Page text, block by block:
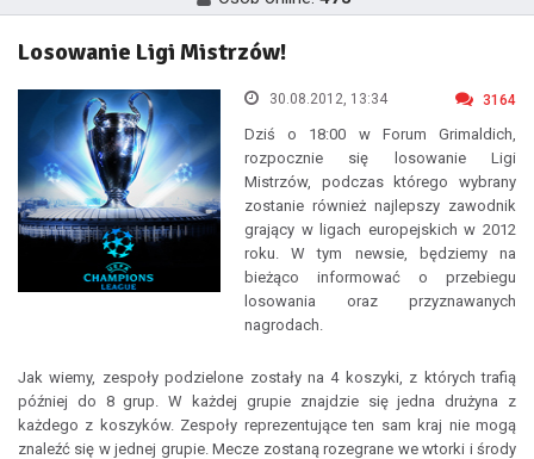
Losowanie Ligi Mistrzów!
30.08.2012, 13:34 3164
Dziś o 18:00 w Forum Grimaldich,
rozpocznie się losowanie Ligi
Mistrzów, podczas którego wybrany
zostanie również najlepszy zawodnik
grający w ligach europejskich w 2012
roku. W tym newsie, będziemy na
bieżąco informować o przebiegu
losowania oraz przyznawanych
nagrodach.
Jak wiemy, zespoły podzielone zostały na 4 koszyki, z których trafią
później do 8 grup. W każdej grupie znajdzie się jedna drużyna z
każdego z koszyków. Zespoły reprezentujące ten sam kraj nie mogą
znaleźć się w jednej grupie. Mecze zostaną rozegrane we wtorki i środy